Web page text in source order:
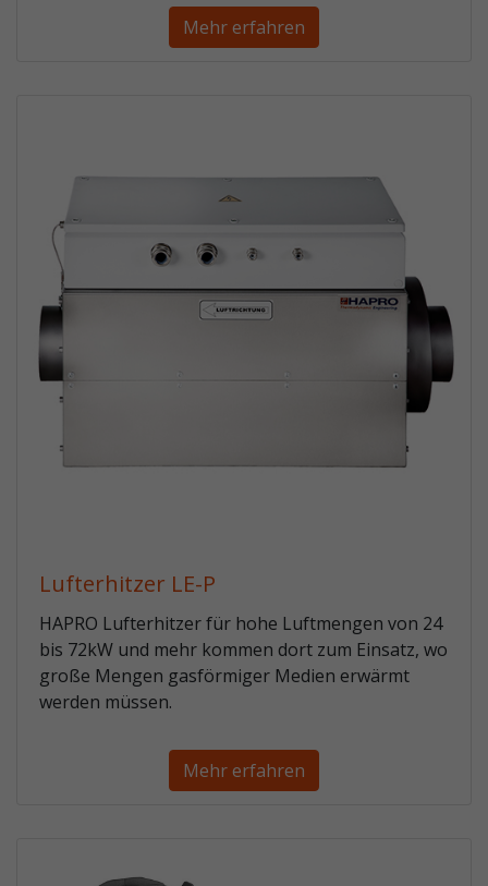
Mehr erfahren
Lufterhitzer LE-P
HAPRO Lufterhitzer für hohe Luftmengen von 24
bis 72kW und mehr kommen dort zum Einsatz, wo
große Mengen gasförmiger Medien erwärmt
werden müssen.
Mehr erfahren